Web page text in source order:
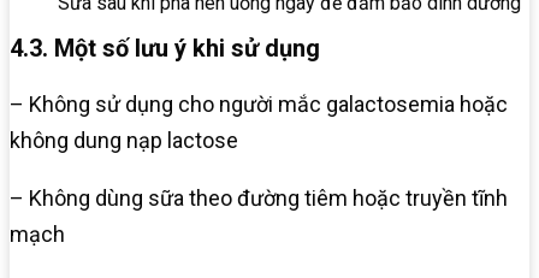
4.3. Một số lưu ý khi sử dụng
– Không sử dụng cho người mắc galactosemia hoặc
không dung nạp lactose
– Không dùng sữa theo đường tiêm hoặc truyền tĩnh
mạch